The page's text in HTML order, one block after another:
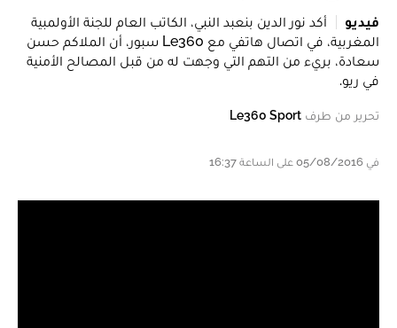
فيديو
أكد نور الدين بنعبد النبي، الكاتب العام للجنة الأولمبية
المغربية، في اتصال هاتفي مع Le360 سبور، أن الملاكم حسن
سعادة، بريء من التهم التي وجهت له من قبل المصالح الأمنية
في ريو.
تحرير من طرف Le360 Sport
في 05/08/2016 على الساعة 16:37